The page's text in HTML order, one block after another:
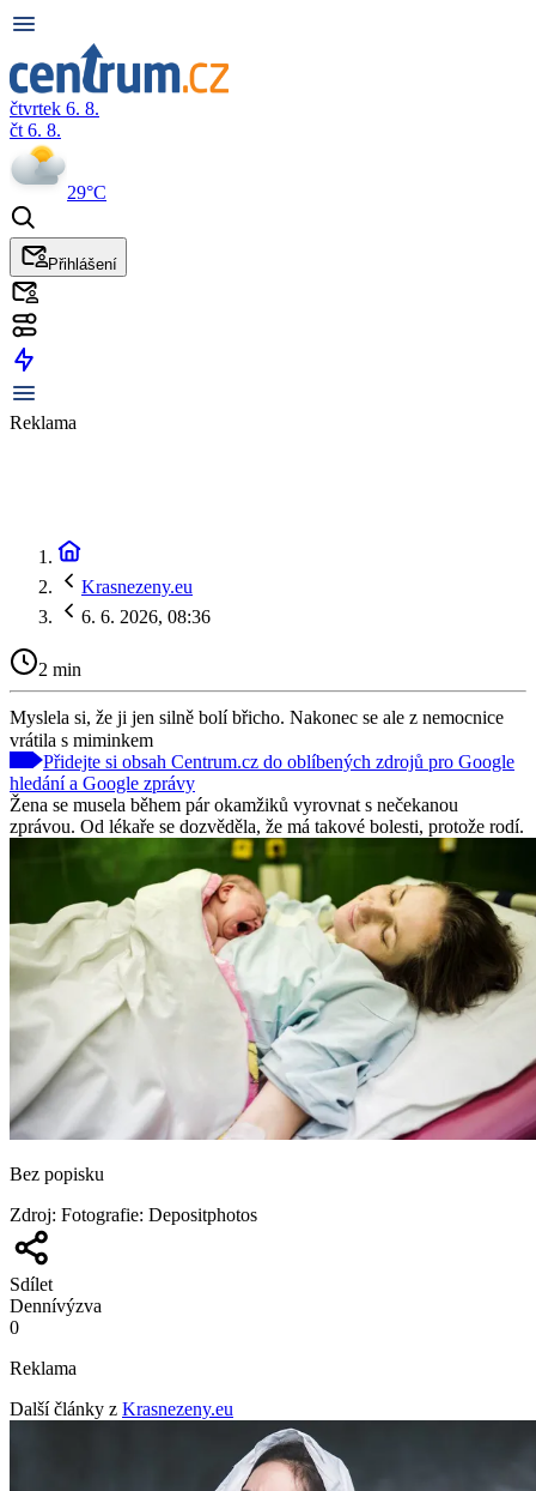
čtvrtek 6. 8.
čt 6. 8.
29°C
Přihlášení
Reklama
Krasnezeny.eu
6. 6. 2026, 08:36
2 min
Myslela si, že ji jen silně bolí břicho. Nakonec se ale z nemocnice
vrátila s miminkem
Přidejte si obsah Centrum.cz do oblíbených zdrojů pro Google
hledání a Google zprávy
Žena se musela během pár okamžiků vyrovnat s nečekanou
zprávou. Od lékaře se dozvěděla, že má takové bolesti, protože rodí.
Bez popisku
Zdroj: Fotografie: Depositphotos
Sdílet
Dennívýzva
0
Reklama
Další články z Krasnezeny.eu